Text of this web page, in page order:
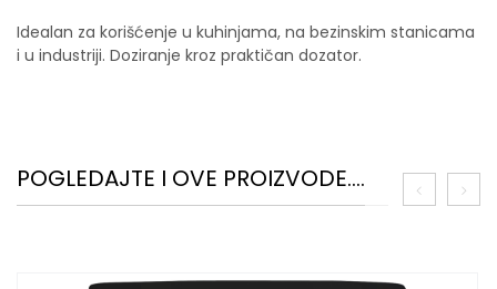
Idealan za korišćenje u kuhinjama, na bezinskim stanicama
i u industriji. Doziranje kroz praktičan dozator.
POGLEDAJTE I OVE PROIZVODE....